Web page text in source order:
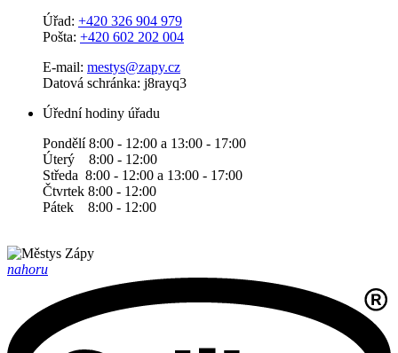
Úřad: +420 326 904 979
Pošta: +420 602 202 004
E-mail: mestys@zapy.cz
Datová schránka: j8rayq3
Úřední hodiny úřadu
Pondělí 8:00 - 12:00 a 13:00 - 17:00
Úterý 8:00 - 12:00
Středa 8:00 - 12:00 a 13:00 - 17:00
Čtvrtek 8:00 - 12:00
Pátek 8:00 - 12:00
nahoru